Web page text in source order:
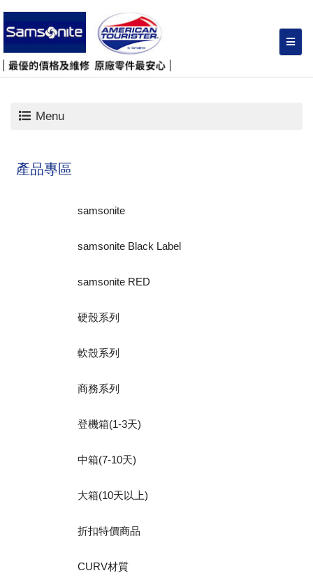
Menu
產品專區
samsonite
samsonite Black Label
samsonite RED
硬殼系列
軟殼系列
商務系列
登機箱(1-3天)
中箱(7-10天)
大箱(10天以上)
折扣特價商品
CURV材質